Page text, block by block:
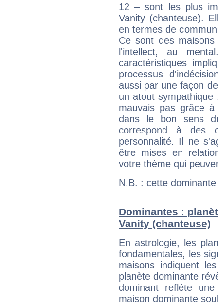
12 – sont les plus
Vanity (chanteuse).
en termes de
Ce sont des
l'intellect, au
caractéristiques
processus
aussi par une façon
un atout
mauvais pas grâce
dans le bon sens
correspond à des
personnalité. Il ne
être mises en
votre thème qui
N.B. : cette
Dominantes :
Vanity (chanteuse)
En astrologie, les
fondamentales, les
maisons indiquent
planète dominante
dominant reflète
maison dominante